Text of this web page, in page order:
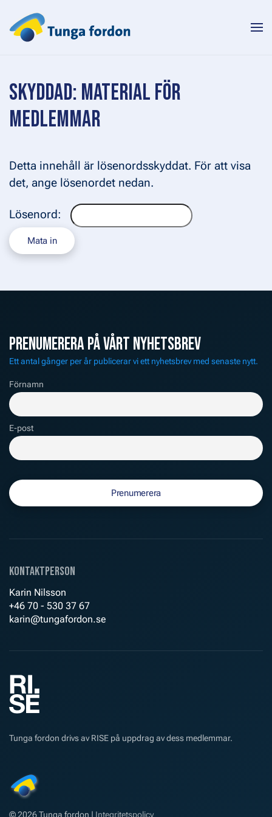
Skip to main content
SKYDDAD: MATERIAL FÖR
MEDLEMMAR
Detta innehåll är lösenordsskyddat. För att visa
det, ange lösenordet nedan.
Lösenord:
PRENUMERERA PÅ VÅRT NYHETSBREV
Ett antal gånger per år publicerar vi ett nyhetsbrev med senaste nytt.
Förnamn
E-post
Kontaktperson
Karin Nilsson
+46 70 - 530 37 67
karin@tungafordon.se
Tunga fordon drivs av RISE på uppdrag av dess medlemmar.
©2026Tunga fordon | Integritetspolicy